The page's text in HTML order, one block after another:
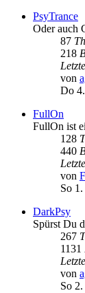
PsyTrance
Oder auch
87
218
von
Do
FullOn
FullOn ist
128
440
von
So
DarkPsy
Spürst Du
267
1131
von
So